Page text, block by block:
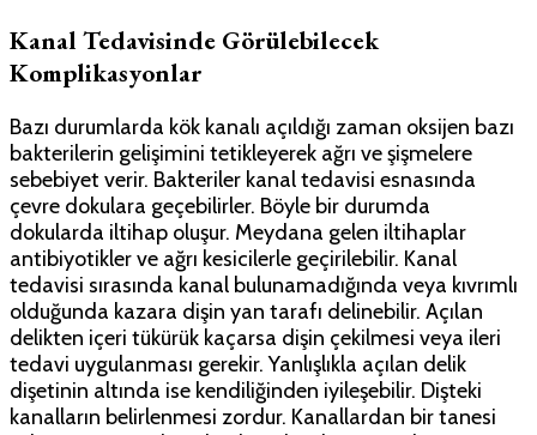
Kanal Tedavisinde Görülebilecek
Komplikasyonlar
Bazı durumlarda kök kanalı açıldığı zaman oksijen bazı
bakterilerin gelişimini tetikleyerek ağrı ve şişmelere
sebebiyet verir. Bakteriler kanal tedavisi esnasında
çevre dokulara geçebilirler. Böyle bir durumda
dokularda iltihap oluşur. Meydana gelen iltihaplar
antibiyotikler ve ağrı kesicilerle geçirilebilir. Kanal
tedavisi sırasında kanal bulunamadığında veya kıvrımlı
olduğunda kazara dişin yan tarafı delinebilir. Açılan
delikten içeri tükürük kaçarsa dişin çekilmesi veya ileri
tedavi uygulanması gerekir. Yanlışlıkla açılan delik
dişetinin altında ise kendiliğinden iyileşebilir. Dişteki
kanalların belirlenmesi zordur. Kanallardan bir tanesi